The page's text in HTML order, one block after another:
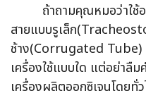
ถ้าถามคุณหมอว่าใช้อยู่
สายแบบรูเล็ก
ช้าง(Corrugated Tube)
เครื่องใช้แบบใด แต่อย่าลื
เครื่องผลิตออกซิเจนโดย